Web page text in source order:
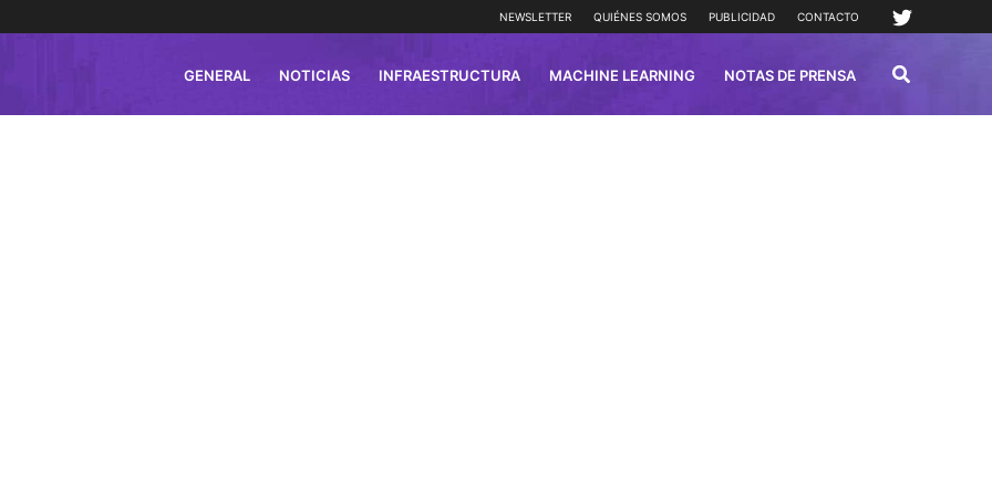
NEWSLETTER QUIÉNES SOMOS PUBLICIDAD CONTACTO
GENERAL NOTICIAS INFRAESTRUCTURA MACHINE LEARNING NOTAS DE PRENSA